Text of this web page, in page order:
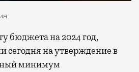
сегодня на утверждение в
минимум